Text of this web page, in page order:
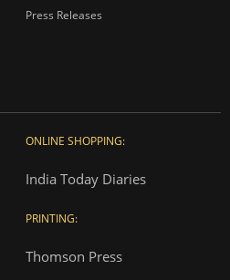
Press Releases
ONLINE SHOPPING:
India Today Diaries
PRINTING:
Thomson Press